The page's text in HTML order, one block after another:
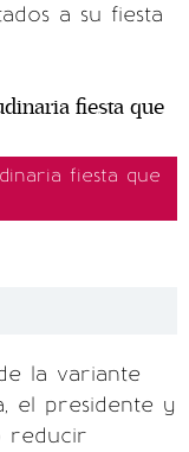
a su fiesta
fiesta que
la variante
el presidente y
reducir